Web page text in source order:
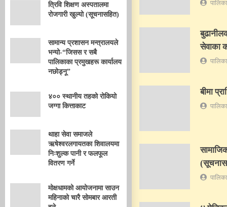
त्रिवि शिक्षण अस्पतालमा
रोजगारी खुल्यो (सूचनासहित)
सामान्य प्रशासन मन्त्रालयले
भन्यो-“जिसस र सबै
पालिकाका प्रमुखहरू कार्यालय
नछोड्नू”
४०० स्थानीय तहको रोकियो
जग्गा कित्ताकाट
थाहा सेवा समाजले
ऋषेश्वरलगायतका शिवालयमा
निःशुल्क पानी र फलफूल
वितरण गर्ने
मोक्षधामको आयोजनामा साउन
महिनाको चारै सोमबार आरती
सेवाका
बीमा